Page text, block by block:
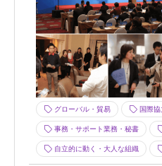
グローバル・貿易 国際
事務・サポート業務・秘書
自立的に動く・大人な組織